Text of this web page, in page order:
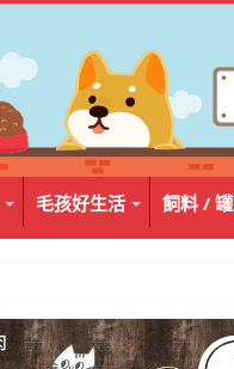
毛孩好生活 飼料 /